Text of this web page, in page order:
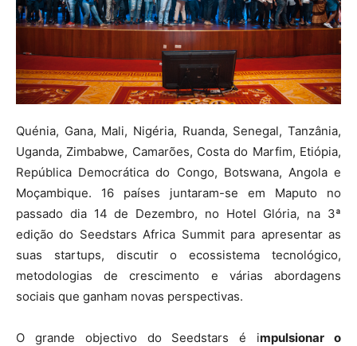
Quénia, Gana, Mali, Nigéria, Ruanda, Senegal, Tanzânia,
Uganda, Zimbabwe, Camarões, Costa do Marfim, Etiópia,
República Democrática do Congo, Botswana, Angola e
Moçambique. 16 países juntaram-se em Maputo no
passado dia 14 de Dezembro, no Hotel Glória, na 3ª
edição do Seedstars Africa Summit para apresentar as
suas startups, discutir o ecossistema tecnológico,
metodologias de crescimento e várias abordagens
sociais que ganham novas perspectivas.
O grande objectivo do Seedstars é impulsionar o